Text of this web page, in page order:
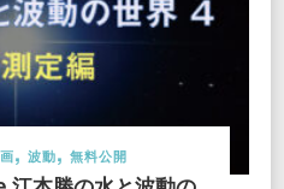
波動 無料公開